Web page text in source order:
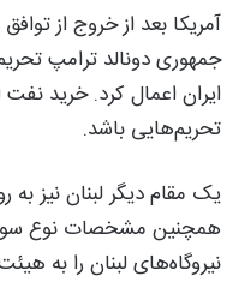
آمریکا بعد از خروج از
جمهوری دونالد ترامپ
ایران اعمال کرد. خرید
تحریم‌هایی باشد.
یک مقام دیگر لبنان نیز به
همچنین مشخصات نوع سوخت
نیروگاه‌های لبنان را به